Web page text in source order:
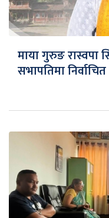
माया गुरुङ रास्वपा
सभापतिमा निर्वाचित